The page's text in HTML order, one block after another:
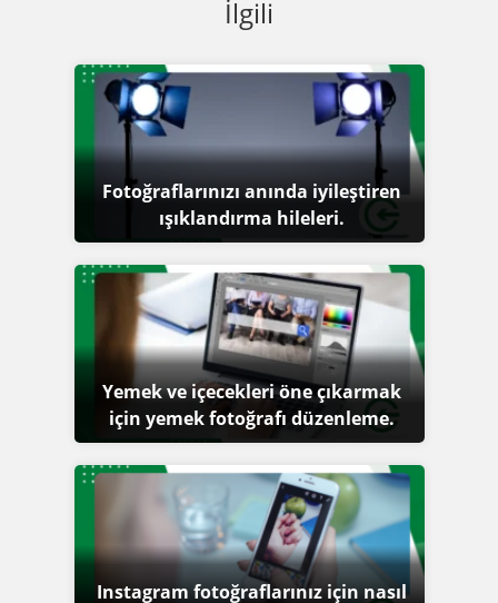
İlgili
Fotoğraflarınızı anında iyileştiren
ışıklandırma hileleri.
Yemek ve içecekleri öne çıkarmak
için yemek fotoğrafı düzenleme.
Instagram fotoğraflarınız için nasıl